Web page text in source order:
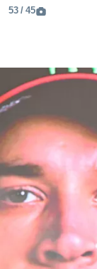
45 / 53